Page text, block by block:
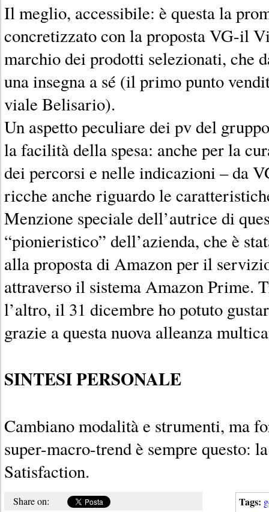
Il meglio, accessibile: è questa la
concretizzato con la proposta VG-il
marchio dei prodotti selezionati, che
una insegna a sé (il primo punto
viale Belisario).
Un aspetto peculiare dei pv del
la facilità della spesa: anche per la
dei percorsi e nelle indicazioni – da
ricche anche riguardo le
Menzione speciale dell’autrice di
“pionieristico” dell’azienda, che è
alla proposta di Amazon per il
attraverso il sistema Amazon Prime.
l’altro, il 31 dicembre ho potuto
grazie a questa nuova alleanza
SINTESI PERSONALE
Cambiano modalità e strumenti, ma
super-macro-trend è sempre questo:
Satisfaction.
Tags:
Share on: